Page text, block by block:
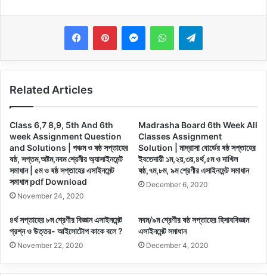
MessengerWhatsAppTelegram
Related Articles
Class 6,7 8,9, 5th And 6th
week Assignment Question
and Solutions | পঞ্চম ও ষষ্ঠ সপ্তাহের
ষষ্ঠ, সপ্তম,অষ্টম,নবম শ্রেনীর অ্যাসাইনমেন্ট
সমাধান | ৫ম ও ষষ্ঠ সপ্তাহের এসাইনমেন্ট
সমাধান pdf Download
November 24, 2020
Madrasha Board 6th Week All
Classes Assignment
Solution | মাদ্রাসা বোর্ডের ষষ্ঠ সপ্তাহের
ইবতেদায়ী ১ম,২য়,৩য়,৪র্থ,৫ম ও দাখিল
ষষ্ঠ,৭ম,৮ম, ৯ম শ্রেণীর এসাইনমেন্ট সমাধান
December 6, 2020
৪র্থ সপ্তাহের ৮ম শ্রেণীর বিজ্ঞান এসাইনমেন্ট
প্রশ্ন ও উত্তর- আইসোটোপ কাকে বলে ?
November 22, 2020
নবম/৯ম শ্রেণীর ষষ্ঠ সপ্তাহের হিসাববিজ্ঞান
এসাইনমেন্ট সমাধান
December 4, 2020